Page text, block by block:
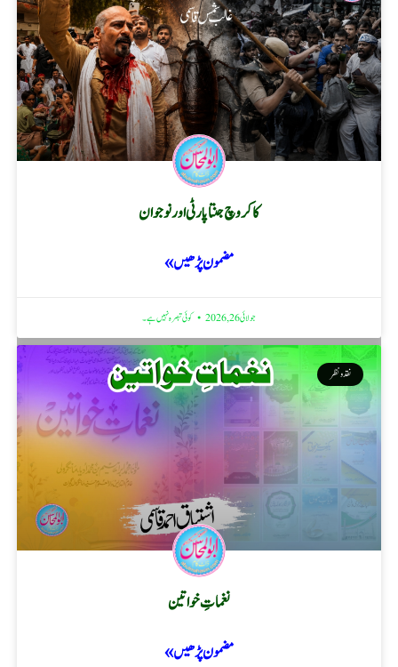
کاکروچ جنتا پارٹی اور نوجوان
مضمون پڑھیں »
جولائی 26, 2026 کوئی تبصرہ نہیں ہے۔
نقد ونظر
نغماتِ خواتین
مضمون پڑھیں »